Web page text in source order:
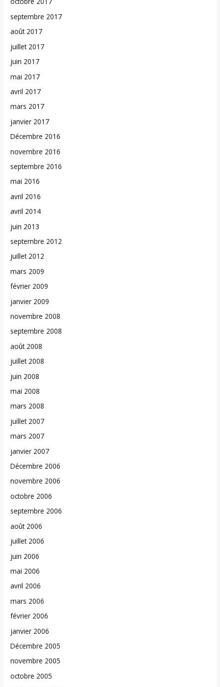
septembre 2017
août 2017
juillet 2017
juin 2017
mai 2017
avril 2017
mars 2017
janvier 2017
Décembre 2016
novembre 2016
septembre 2016
mai 2016
avril 2016
avril 2014
juin 2013
septembre 2012
juillet 2012
mars 2009
février 2009
janvier 2009
novembre 2008
septembre 2008
août 2008
juillet 2008
juin 2008
mai 2008
mars 2008
juillet 2007
mars 2007
janvier 2007
Décembre 2006
novembre 2006
octobre 2006
septembre 2006
août 2006
juillet 2006
juin 2006
mai 2006
avril 2006
mars 2006
février 2006
janvier 2006
Décembre 2005
novembre 2005
octobre 2005